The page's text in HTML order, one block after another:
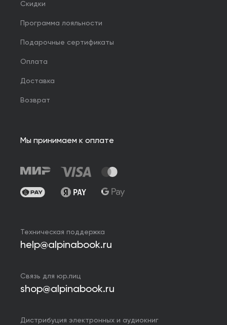
Скидки
Программа лояльности
Подарочные сертификаты
Оплата
Доставка
Возврат
Мы принимаем к оплате
Техническая поддержка
help@alpinabook.ru
Связь для юр.лиц
shop@alpinabook.ru
Дистрибуция электронных и аудиокниг